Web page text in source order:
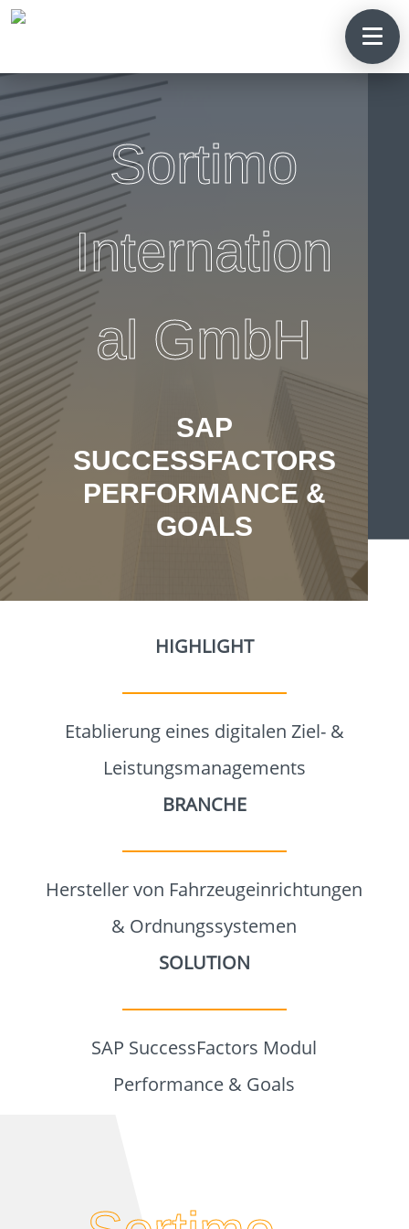
TRANSFORMATION
SOLUTIONS
KUNDEN
EVENTS
Sortimo
Internation
al GmbH
SAP
SUCCESSFACTORS
PERFORMANCE &
GOALS
HIGHLIGHT
Etablierung eines digitalen Ziel- &
Leistungsmanagements
BRANCHE
Hersteller von Fahrzeugeinrichtungen
& Ordnungssystemen
SOLUTION
SAP SuccessFactors Modul
Performance & Goals